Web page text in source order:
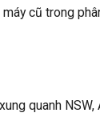
cũ trong
quanh NSW,